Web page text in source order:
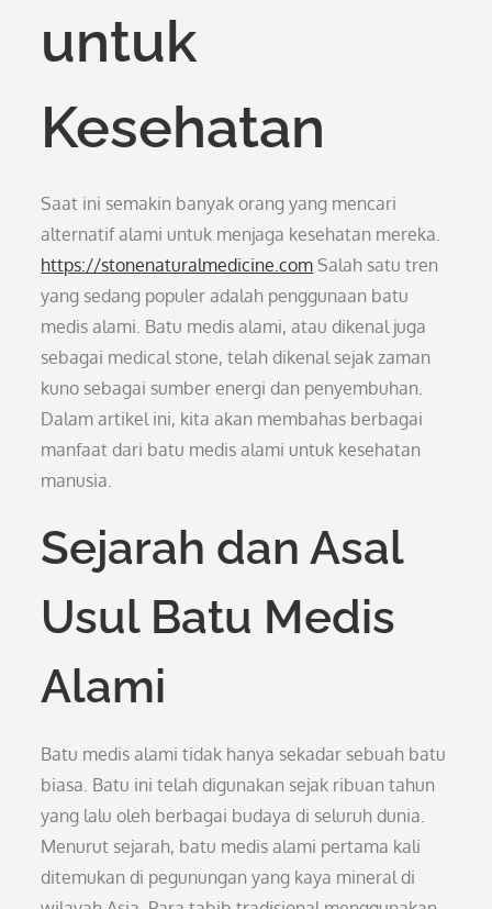
untuk
Kesehatan
Saat ini semakin banyak orang yang mencari
alternatif alami untuk menjaga kesehatan mereka.
https://stonenaturalmedicine.com Salah satu tren
yang sedang populer adalah penggunaan batu
medis alami. Batu medis alami, atau dikenal juga
sebagai medical stone, telah dikenal sejak zaman
kuno sebagai sumber energi dan penyembuhan.
Dalam artikel ini, kita akan membahas berbagai
manfaat dari batu medis alami untuk kesehatan
manusia.
Sejarah dan Asal
Usul Batu Medis
Alami
Batu medis alami tidak hanya sekadar sebuah batu
biasa. Batu ini telah digunakan sejak ribuan tahun
yang lalu oleh berbagai budaya di seluruh dunia.
Menurut sejarah, batu medis alami pertama kali
ditemukan di pegunungan yang kaya mineral di